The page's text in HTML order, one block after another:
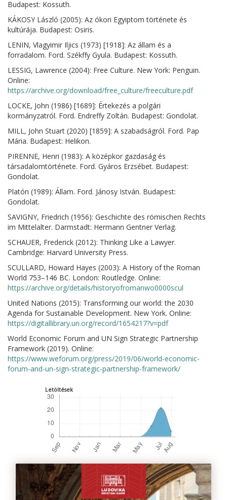
Budapest: Kossuth.
KÁKOSY László (2005): Az ókori Egyiptom története és
kultúrája. Budapest: Osiris.
LENIN, Vlagyimir Iljics (1973) [1918]: Az állam és a
forradalom. Ford. Székffy Gyula. Budapest: Kossuth.
LESSIG, Lawrence (2004): Free Culture. New York: Penguin.
Online:
https://archive.org/download/free_culture/freeculture.pdf
LOCKE, John (1986) [1689]: Értekezés a polgári
kormányzatról. Ford. Endreffy Zoltán. Budapest: Gondolat.
MILL, John Stuart (2020) [1859]: A szabadságról. Ford. Pap
Mária. Budapest: Helikon.
PIRENNE, Henri (1983): A középkor gazdaság és
társadalomtörténete. Ford. Gyáros Erzsébet. Budapest:
Gondolat.
Platón (1989): Állam. Ford. Jánosy István. Budapest:
Gondolat.
SAVIGNY, Friedrich (1956): Geschichte des römischen Rechts
im Mittelalter. Darmstadt: Hermann Gentner Verlag.
SCHAUER, Frederick (2012): Thinking Like a Lawyer.
Cambridge: Harvard University Press.
SCULLARD, Howard Hayes (2003): A History of the Roman
World 753–146 BC. London: Routledge. Online:
https://archive.org/details/historyofromanwo0000scul
United Nations (2015): Transforming our world: the 2030
Agenda for Sustainable Development. New York. Online:
https://digitallibrary.un.org/record/1654217?v=pdf
World Economic Forum and UN Sign Strategic Partnership
Framework (2019). Online:
https://www.weforum.org/press/2019/06/world-economic-
forum-and-un-sign-strategic-partnership-framework/
Letöltések